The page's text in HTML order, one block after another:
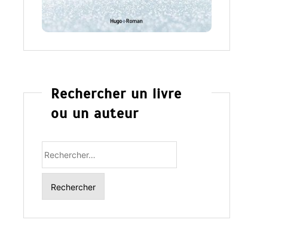
Rechercher un livre
ou un auteur